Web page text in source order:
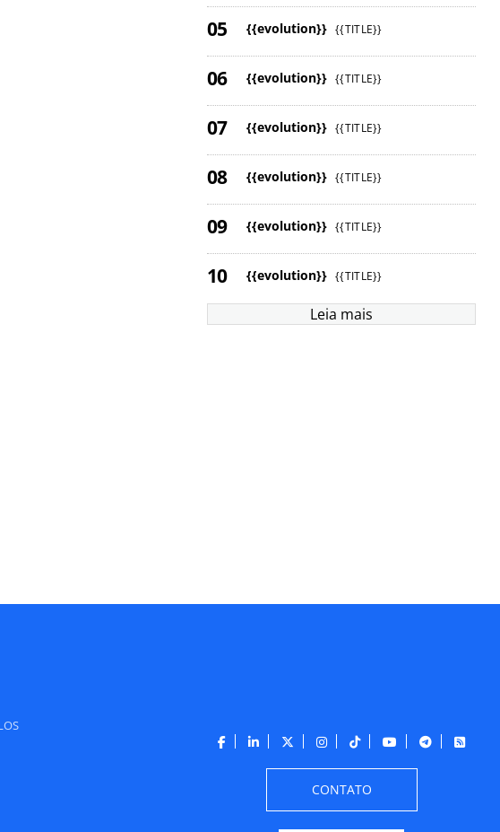
{{evolution}} {{TITLE}}
{{evolution}} {{TITLE}}
{{evolution}} {{TITLE}}
{{evolution}} {{TITLE}}
{{evolution}} {{TITLE}}
{{evolution}} {{TITLE}}
Leia mais
CONTATO